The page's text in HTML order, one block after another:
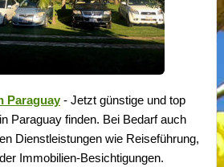
Paraguay- Jetzt günstige und top
Paraguay finden. Bei Bedarf auch
Dienstleistungen wie Reiseführung,
Immobilien-Besichtigungen.